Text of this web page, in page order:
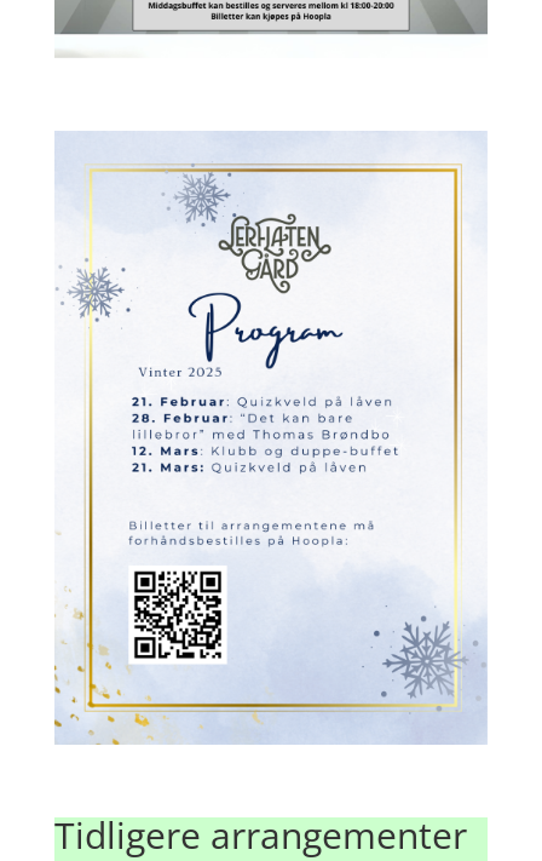
Tidligere arrangementer